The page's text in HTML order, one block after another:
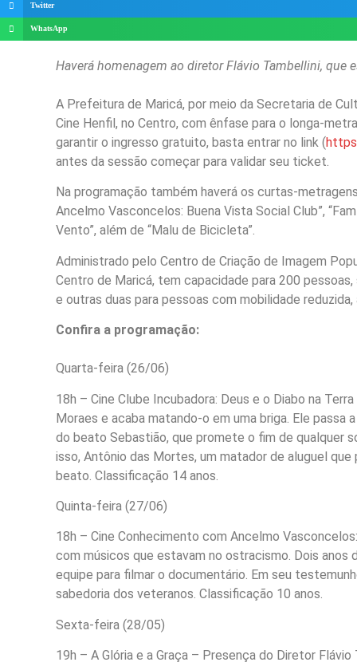
Twitter
WhatsApp
Haverá homenagem ao diretor Flávio Tambellini, que
A Prefeitura de Maricá, por meio da Secretaria de
Cine Henfil, no Centro, com ênfase para o longa-
garantir o ingresso gratuito, basta entrar no link (
antes da sessão começar para validar seu ticket.
Na programação também haverá os curtas-
Ancelmo Vasconcelos: Buena Vista Social Club”,
Vento”, além de “Malu de Bicicleta”.
Administrado pelo Centro de Criação de Imagem
Centro de Maricá, tem capacidade para 200
e outras duas para pessoas com mobilidade
Confira a programação:
Quarta-feira (26/06)
18h – Cine Clube Incubadora: Deus e o Diabo na
Moraes e acaba matando-o em uma briga. Ele
do beato Sebastião, que promete o fim de qualquer
isso, Antônio das Mortes, um matador de aluguel
beato. Classificação 14 anos.
Quinta-feira (27/06)
18h – Cine Conhecimento com Ancelmo
com músicos que estavam no ostracismo. Dois anos
equipe para filmar o documentário. Em seu
sabedoria dos veteranos. Classificação 10 anos.
Sexta-feira (28/05)
19h – A Glória e a Graça – Presença do Diretor